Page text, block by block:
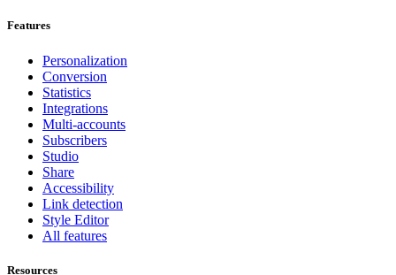
Features
Personalization
Conversion
Statistics
Integrations
Multi-accounts
Subscribers
Studio
Share
Accessibility
Link detection
Style Editor
All features
Resources